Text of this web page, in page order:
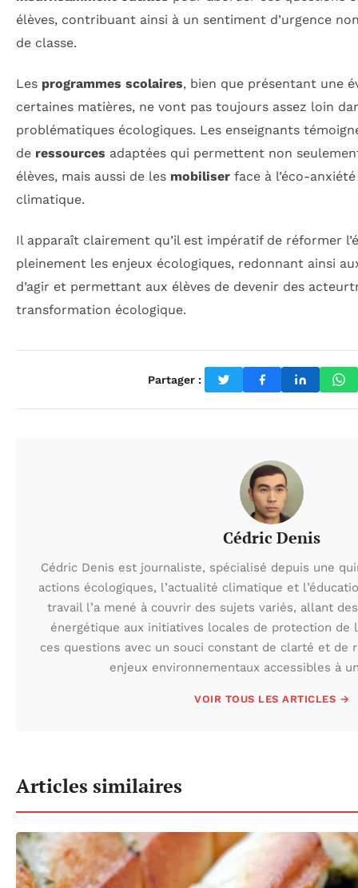
élèves, contribuant ainsi à un sentiment d’urgence
de classe.
Les programmes scolaires, bien que présentant une
certaines matières, ne vont pas toujours assez loin
problématiques écologiques. Les enseignants
de ressources adaptées qui permettent non
élèves, mais aussi de les mobiliser face à l’éco-
climatique.
Il apparaît clairement qu’il est impératif de réformer
pleinement les enjeux écologiques, redonnant ainsi
d’agir et permettant aux élèves de devenir des
transformation écologique.
Partager :
Cédric Denis
Cédric Denis est journaliste, spécialisé depuis une
actions écologiques, l’actualité climatique et
travail l’a mené à couvrir des sujets variés, allant
énergétique aux initiatives locales de protection de
ces questions avec un souci constant de clarté et de
enjeux environnementaux accessibles à
VOIR TOUS LES ARTICLES →
Articles similaires